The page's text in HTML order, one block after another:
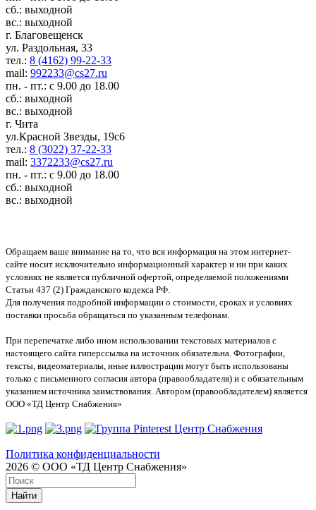
сб.: выходной
вс.: выходной
г. Благовещенск
ул. Раздольная, 33
тел.: 8 (4162) 99-22-33
mail: 992233@cs27.ru
пн. - пт.: с 9.00 до 18.00
сб.: выходной
вс.: выходной
г. Чита
ул.Красной Звезды, 19с6
тел.: 8 (3022) 37-22-33
mail: 3372233@cs27.ru
пн. - пт.: с 9.00 до 18.00
сб.: выходной
вс.: выходной
Обращаем ваше внимание на то, что вся информация на этом интернет-
сайте носит исключительно информационный характер и ни при каких
условиях не является публичной офертой, определяемой положениями
Статьи 437 (2) Гражданского кодекса РФ.
Для получения подробной информации о стоимости, сроках и условиях
поставки просьба обращаться по указанным телефонам.
При перепечатке либо ином использовании текстовых материалов с
настоящего сайта гиперссылка на источник обязательна. Фотографии,
тексты, видеоматериалы, иные иллюстрации могут быть использованы
только с письменного согласия автора (правообладателя) и с обязательным
указанием источника заимствования. Автором (правообладателем) является
ООО «ТД Центр Снабжения»
Политика конфиденциальности
2026 © ООО «ТД Центр Снабжения»
Найти